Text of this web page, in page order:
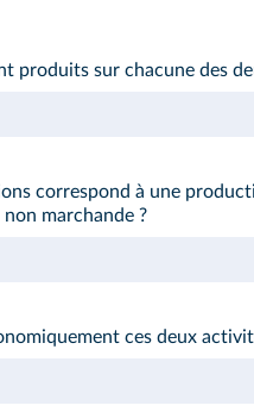
produits sur chacune des
correspond à une
marchande ?
ces deux